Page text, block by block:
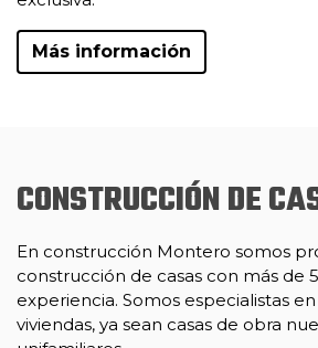
Más información
CONSTRUCCIÓN DE
En construcción Montero somos
construcción de casas con más de
experiencia. Somos especialistas
viviendas, ya sean casas de obra